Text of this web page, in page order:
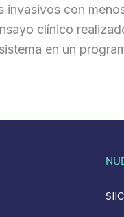
con
clínico
en un